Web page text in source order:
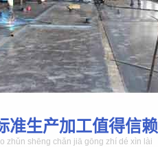
准生产加工值得信赖
zhǔn shēng chǎn jiā gōng zhí dé xìn lài